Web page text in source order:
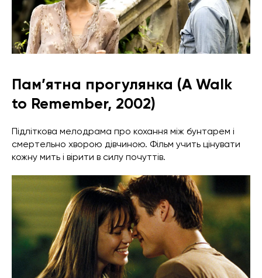
Пам’ятна прогулянка (A Walk
to Remember, 2002)
Підліткова мелодрама про кохання між бунтарем і
смертельно хворою дівчиною. Фільм учить цінувати
кожну мить і вірити в силу почуттів.